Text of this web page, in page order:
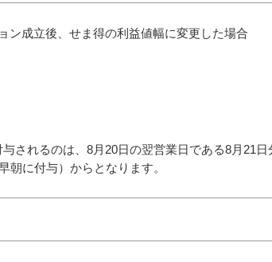
ン成立後、せま得の利益値幅に変更した場合
されるのは、8月20日の翌営業日である8月21
朝に付与）からとなります。